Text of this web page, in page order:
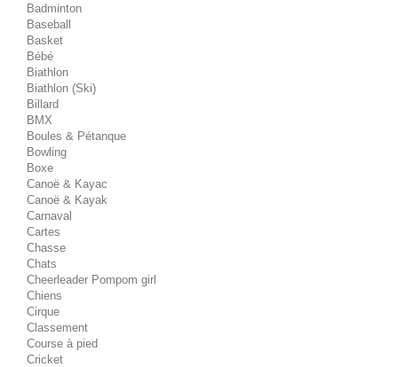
Badminton
Baseball
Basket
Bébé
Biathlon
Biathlon (Ski)
Billard
BMX
Boules & Pétanque
Bowling
Boxe
Canoë & Kayac
Canoë & Kayak
Carnaval
Cartes
Chasse
Chats
Cheerleader Pompom girl
Chiens
Cirque
Classement
Course à pied
Cricket